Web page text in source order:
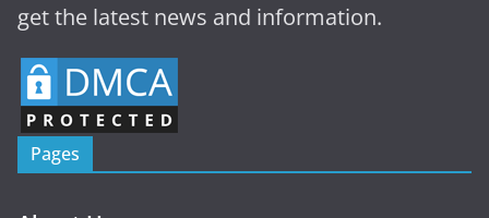
get the latest news and information.
Pages